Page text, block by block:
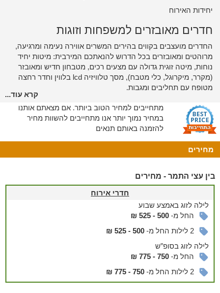
יחידות האירוח
חדרים מאובזרים למשפחות וזוגות
החדרים מועצבים בקווים בהירים המשרים אווירה נעימה ומרגיעה,
מרוהטים ומאובזרים בכל הדרוש להנאתכם המירבית: מיטות יחיד
נוחות, מיטה זוגית גדולה עם מצעים רכים, מטבחון חדיש ומאובזר
(מקרר, מיקרוגל, כלי מטבח), מסך טלוויזיה lcd בלווין וחדר רחצה
מטופח עם תחליבים ומגבות.
מתחם החוץ
יציאה מחדרי האירוח תוביל אתכם לחצר ענקית ומטופחת, המציע
פינות ישיבה מול עצי נוי וצמחייה שופעת, רוח מדברית נעימה
ותחושת חופש מושלמת מכל עבר.
הבריכה
בעונת הרחצה, אורחי בין עצי התמר נהנים מ
לבריכת השחייה של היישוב. בריכה גדולה ומרעננת המעניקה חוויה
נעימה לכל המשפחה בימי הקיץ החמים של הערב.
עוד במקום
סטודיו לסדנאות ושיעורי יוגה
במתחם החדרים קיים אולם גדול וממוזג המשמש כסטודיו לסדנאות
שונות של תנועה ויוגה עם אבזור ומכשור מקצועי. הסטודיו משמש גם
הרצאות, ערבי שירה ועוד. בסטודיו מטבחון וחדרי שירותים.
קרא עוד...
מתחייבים למחיר הטוב ביותר. אם מצאתם אותנו
במחיר נמוך יותר אנו מתחייבים להשוות מחיר
להזמנה באותם תנאים
מחירים
בין עצי התמר - מחירים
חדרי אירוח
לילהלזוג באמצע שבוע
החל מ-500 - 525 ₪
2 לילות החל מ-
500 - 525 ₪
לילהלזוג בסופ”ש
החל מ-750 - 775 ₪
2 לילות החל מ-
750 - 775 ₪